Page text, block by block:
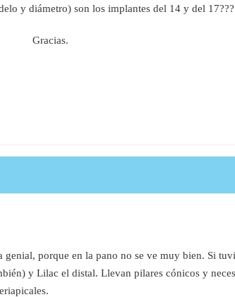
y diámetro) son los implantes del 14 y del 17???
Gracias.
genial, porque en la pano no se ve muy bien. Si
y Lilac el distal. Llevan pilares cónicos y